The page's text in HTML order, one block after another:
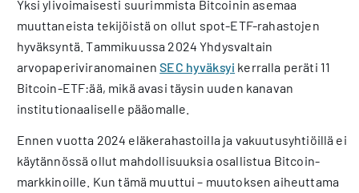
Yksi ylivoimaisesti suurimmista Bitcoinin asemaa
muuttaneista tekijöistä on ollut spot-ETF-rahastojen
hyväksyntä. Tammikuussa 2024 Yhdysvaltain
arvopaperiviranomainenSEC hyväksyi kerralla peräti 11
Bitcoin-ETF:ää, mikä avasi täysin uuden kanavan
institutionaaliselle pääomalle.
Ennen vuotta 2024 eläkerahastoilla ja vakuutusyhtiöillä ei
käytännössä ollut mahdollisuuksia osallistua Bitcoin-
markkinoille. Kun tämä muuttui – muutoksen aiheuttama